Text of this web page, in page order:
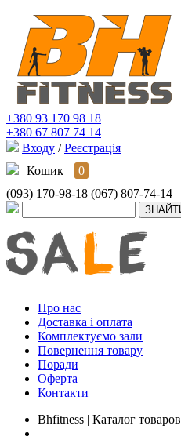
+380 93 170 98 18
+380 67 807 74 14
Входу / Реєстрація
Кошик
0
(093) 170-98-18 (067) 807-74-14
Про нас
Доставка і оплата
Комплектуємо зали
Повернення товару
Поради
Оферта
Контакти
Bhfitness | Каталог товаров